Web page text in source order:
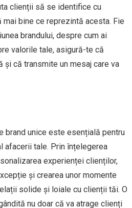
clienții să se identifice cu
bine ce reprezintă acesta. Fie
brandului, despre cum ai
valorile tale, asigură-te că
că transmite un mesaj care va
brand unice este esențială pentru
afacerii tale. Prin înțelegerea
experienței clienților,
și crearea unor momente
solide și loiale cu clienții tăi. O
nu doar că va atrage clienți